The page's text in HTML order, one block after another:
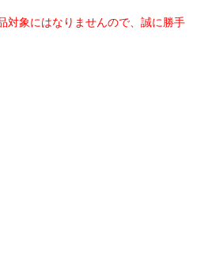
対象にはなりませんので、誠に勝手